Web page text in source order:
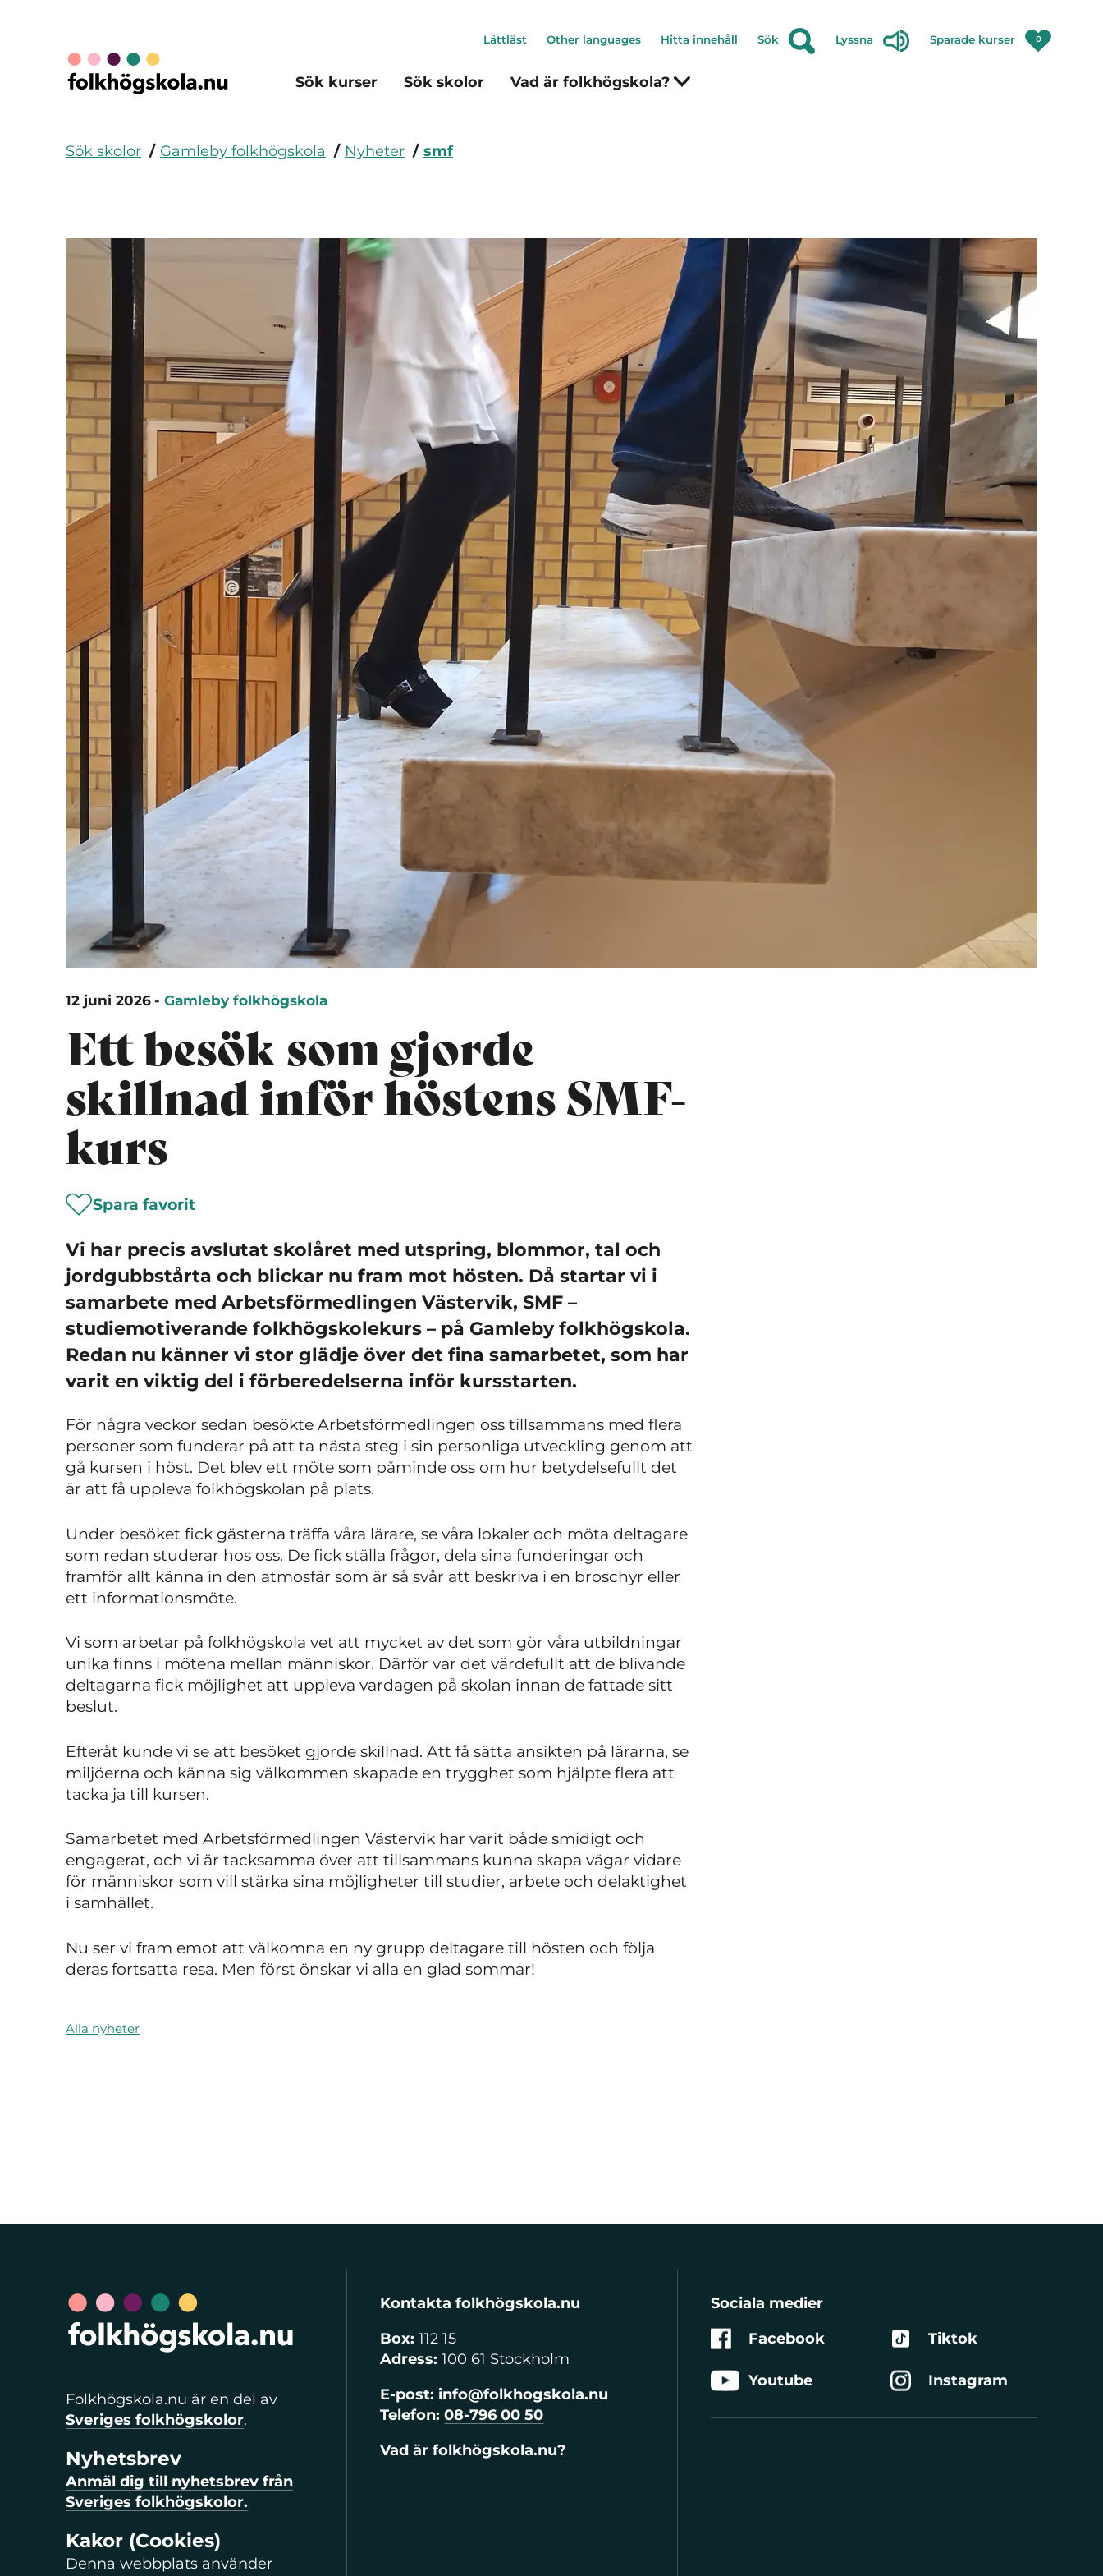
Sök kurser Sök skolor Vad är folkhögskola?
Lättläst Other languages Hitta innehåll Sök Lyssna Sparade kurser 0
Sök skolor Gamleby folkhögskola Nyheter smf
12 juni 2026 - Gamleby folkhögskola
Ett besök som gjorde
skillnad inför höstens SMF-
kurs
Spara favorit
Vi har precis avslutat skolåret med utspring, blommor, tal och
jordgubbstårta och blickar nu fram mot hösten. Då startar vi i
samarbete med Arbetsförmedlingen Västervik, SMF –
studiemotiverande folkhögskolekurs – på Gamleby folkhögskola.
Redan nu känner vi stor glädje över det fina samarbetet, som har
varit en viktig del i förberedelserna inför kursstarten.
För några veckor sedan besökte Arbetsförmedlingen oss tillsammans med flera
personer som funderar på att ta nästa steg i sin personliga utveckling genom att
gå kursen i höst. Det blev ett möte som påminde oss om hur betydelsefullt det
är att få uppleva folkhögskolan på plats.
Under besöket fick gästerna träffa våra lärare, se våra lokaler och möta deltagare
som redan studerar hos oss. De fick ställa frågor, dela sina funderingar och
framför allt känna in den atmosfär som är så svår att beskriva i en broschyr eller
ett informationsmöte.
Vi som arbetar på folkhögskola vet att mycket av det som gör våra utbildningar
unika finns i mötena mellan människor. Därför var det värdefullt att de blivande
deltagarna fick möjlighet att uppleva vardagen på skolan innan de fattade sitt
beslut.
Efteråt kunde vi se att besöket gjorde skillnad. Att få sätta ansikten på lärarna, se
miljöerna och känna sig välkommen skapade en trygghet som hjälpte flera att
tacka ja till kursen.
Samarbetet med Arbetsförmedlingen Västervik har varit både smidigt och
engagerat, och vi är tacksamma över att tillsammans kunna skapa vägar vidare
för människor som vill stärka sina möjligheter till studier, arbete och delaktighet
i samhället.
Nu ser vi fram emot att välkomna en ny grupp deltagare till hösten och följa
deras fortsatta resa. Men först önskar vi alla en glad sommar!
Alla nyheter
Folkhögskola.nu är en del av
Sveriges folkhögskolor.
Nyhetsbrev
Anmäl dig till nyhetsbrev från
Sveriges folkhögskolor.
Kakor (Cookies)
Denna webbplats använder
Kontakta folkhögskola.nu
Box:112 15
Adress: 100 61 Stockholm
E-post: info@folkhogskola.nu
Telefon: 08-796 00 50
Vad är folkhögskola.nu?
Sociala medier
Facebook
Youtube
Tiktok
Instagram